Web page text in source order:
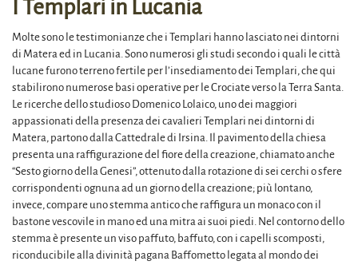
I Templari in Lucania
Molte sono le testimonianze che i Templari hanno lasciato nei dintorni
di Matera ed in Lucania. Sono numerosi gli studi secondo i quali le città
lucane furono terreno fertile per l’insediamento dei Templari, che qui
stabilirono numerose basi operative per le Crociate verso la Terra Santa.
Le ricerche dello studioso Domenico Lolaico, uno dei maggiori
appassionati della presenza dei cavalieri Templari nei dintorni di
Matera, partono dalla Cattedrale di Irsina. Il pavimento della chiesa
presenta una raffigurazione del fiore della creazione, chiamato anche
“Sesto giorno della Genesi”, ottenuto dalla rotazione di sei cerchi o sfere
corrispondenti ognuna ad un giorno della creazione; più lontano,
invece, compare uno stemma antico che raffigura un monaco con il
bastone vescovile in mano ed una mitra ai suoi piedi. Nel contorno dello
stemma è presente un viso paffuto, baffuto, con i capelli scomposti,
riconducibile alla divinità pagana Baffometto legata al mondo dei